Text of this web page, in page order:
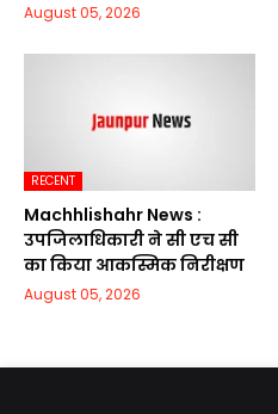
August 05, 2026
RECENT
Machhlishahr News :
उपजिलाधिकारी ने सी एच सी
का किया आकस्मिक निरीक्षण
August 05, 2026